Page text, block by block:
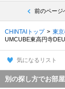
前のページ
CHINTAIトップ 東京
UMCUBE東高円寺
気になるリスト
別の探し方でお部